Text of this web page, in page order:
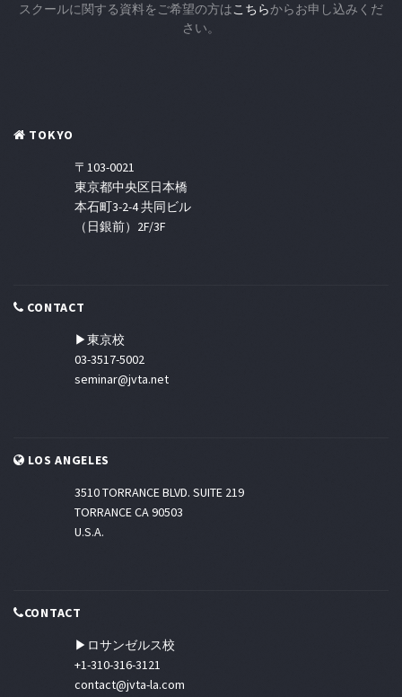
スクールに関する資料をご希望の方はこちらからお申し込みくだ
さい。
TOKYO
〒103-0021
東京都中央区日本橋
本石町3-2-4 共同ビル
（日銀前）2F/3F
CONTACT
▶東京校
03-3517-5002
seminar@jvta.net
LOS ANGELES
3510 TORRANCE BLVD. SUITE 219
TORRANCE CA 90503
U.S.A.
CONTACT
▶ロサンゼルス校
+1-310-316-3121
contact@jvta-la.com